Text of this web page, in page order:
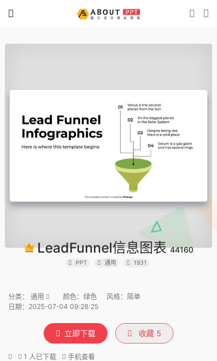
LeadFunnel信息图表44160
PPT 通用 1931
分类： 通用 颜色：绿色
风格：简单
日期：2025-07-04 09:28:25
立即下载 收藏 5
1 人已下载 手机查看